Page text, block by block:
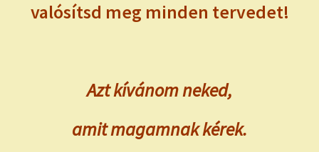
valósítsd meg minden tervedet!
Azt kívánom neked,
amit magamnak kérek.